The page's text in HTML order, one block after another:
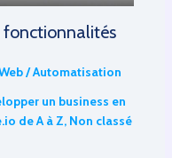
fonctionnalités
/Automatisation
un business en
de A à Z, Non classé